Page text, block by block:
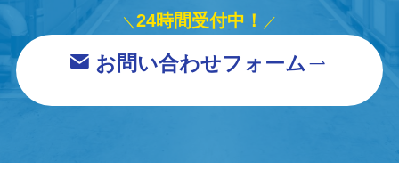
＼ 24時間受付中！ ／
お問い合わせフォーム